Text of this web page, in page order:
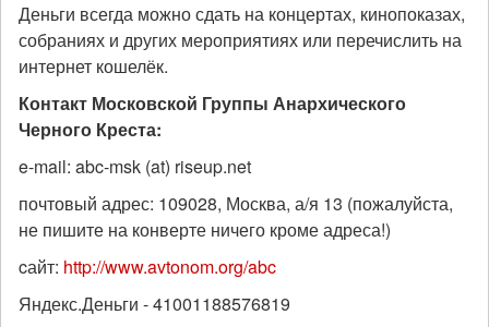
Деньги всегда можно сдать на концертах, кинопоказах,
собраниях и других мероприятиях или перечислить на
интернет кошелёк.
Контакт Московской Группы Анархического
Черного Креста:
e-mail: abc-msk (at) riseup.net
почтовый адрес: 109028, Москва, а/я 13 (пожалуйста,
не пишите на конверте ничего кроме адреса!)
cайт: http://www.avtonom.org/abc
Яндекс.Деньги - 41001188576819